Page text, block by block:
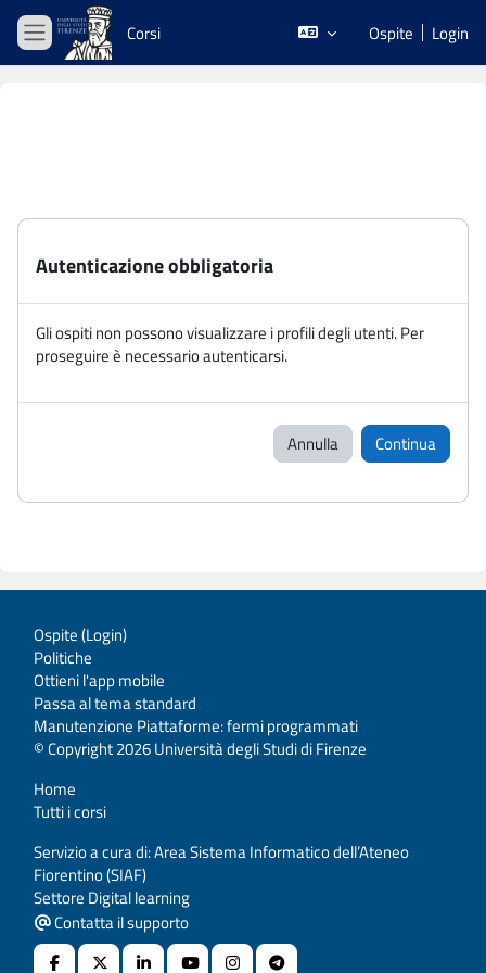
Vai al contenuto principale
Pannello laterale
Corsi Ospite Login
Autenticazione obbligatoria
Gli ospiti non possono visualizzare i profili degli utenti. Per
proseguire è necessario autenticarsi.
Annulla Continua
Ospite (Login)
Politiche
Ottieni l'app mobile
Passa al tema standard
Manutenzione Piattaforme: fermi programmati
© Copyright 2026 Università degli Studi di Firenze
Home
Tutti i corsi
Servizio a cura di: Area Sistema Informatico dell’Ateneo
Fiorentino (SIAF)
Settore Digital learning
Contatta il supporto